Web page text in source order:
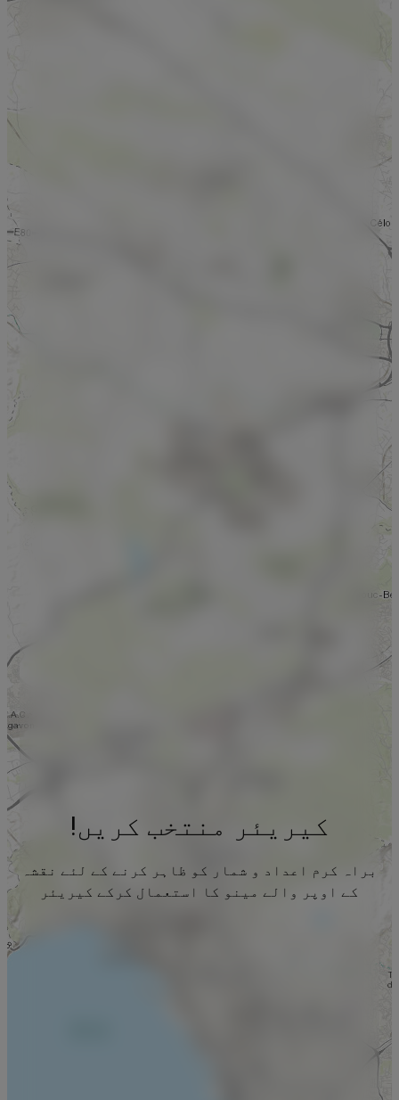
کیریئر منتخب کریں!
براہ کرم اعداد و شمار کو ظاہر کرنے کے لئے نقشہ
کے اوپر والے مینو کا استعمال کرکے کیریئر